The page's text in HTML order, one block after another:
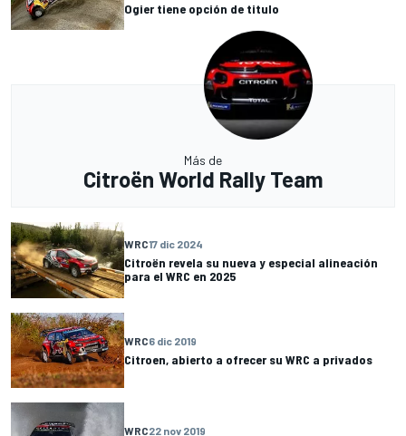
Ogier tiene opción de titulo
Más de
Citroën World Rally Team
WRC17 dic 2024
Citroën revela su nueva y especial alineación
para el WRC en 2025
WRC6 dic 2019
Citroen, abierto a ofrecer su WRC a privados
WRC22 nov 2019